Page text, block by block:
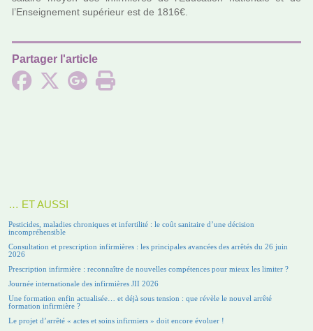
l’Enseignement supé­rieur est de 1816€.
Partager l'article
… ET AUSSI
Pesticides, maladies chroniques et infertilité : le coût sanitaire d’une décision
incompréhensible
Consultation et prescription infirmières : les principales avancées des arrêtés du 26 juin
2026
Prescription infirmière : reconnaître de nouvelles compétences pour mieux les limiter ?
Journée internationale des infirmières JII 2026
Une formation enfin actualisée… et déjà sous tension : que révèle le nouvel arrêté
formation infirmière ?
Le projet d’arrêté « actes et soins infirmiers » doit encore évoluer !